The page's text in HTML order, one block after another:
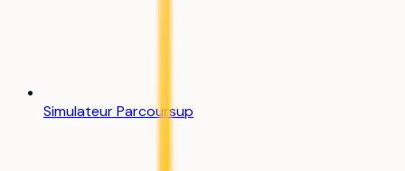
Simulateur Parcoursup